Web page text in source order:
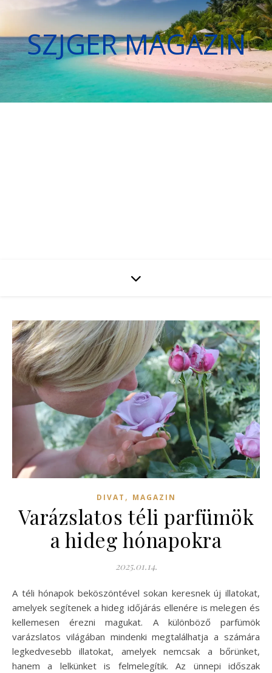
SZJGER MAGAZIN
DIVAT , MAGAZIN
Varázslatos téli parfümök
a hideg hónapokra
2025.01.14.
A téli hónapok beköszöntével sokan keresnek új illatokat,
amelyek segítenek a hideg időjárás ellenére is melegen és
kellemesen érezni magukat. A különböző parfümök
varázslatos világában mindenki megtalálhatja a számára
legkedvesebb illatokat, amelyek nemcsak a bőrünket,
hanem a lelkünket is felmelegítik. Az ünnepi időszak